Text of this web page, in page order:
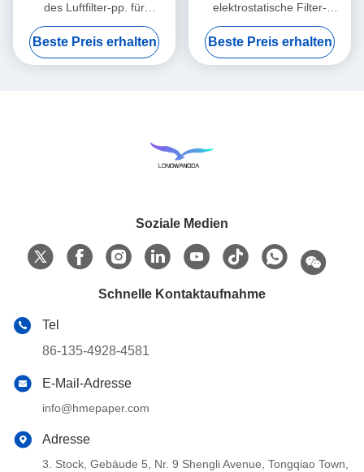
des Luftfilter-pp. für
HME/HMEF
Beste Preis erhalten
elektrostatische Filter-
Baumwollrunde HME HMEF
Beste Preis erhalten
Soziale Medien
Schnelle Kontaktaufnahme
Tel
86-135-4928-4581
E-Mail-Adresse
info@hmepaper.com
Adresse
3. Stock, Gebäude 5, Nr. 9 Shengli Avenue, Tongqiao Town,